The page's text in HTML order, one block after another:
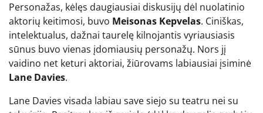
Personažas, kėlęs daugiausiai diskusijų dėl nuolatinio
aktorių keitimosi, buvo Meisonas Kepvelas. Ciniškas,
intelektualus, dažnai taurelę kilnojantis vyriausiasis
sūnus buvo vienas įdomiausių personažų. Nors jį
vaidino net keturi aktoriai, žiūrovams labiausiai įsiminė
Lane Davies.
Lane Davies visada labiau save siejo su teatru nei su